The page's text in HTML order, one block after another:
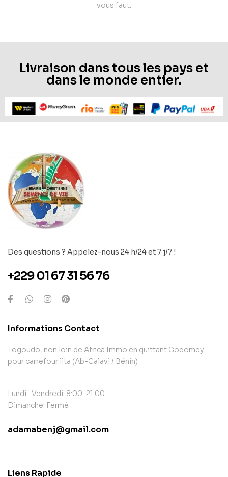
vous faut.
Livraison dans tous les pays et
dans le monde entier.
Des questions ? Appelez-nous 24 h/24 et 7 j/7 !
+229 01 67 31 56 76
Informations Contact
Togoudo, non loin de Africa Immo en quittant Godomey
pour carrefour iita (Ab-Calavi / Bénin)
Lundi– Vendredi: 8:00-21:00
Dimanche: Fermé
adamabenj@gmail.com
Liens Rapide